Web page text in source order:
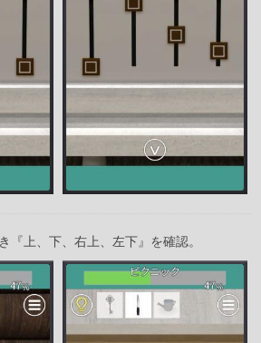
『上、下、右上、左下』を確認。